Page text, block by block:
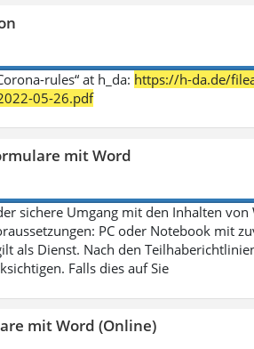
rules“ at h_da: https://h-da.de/
05-26.pdf
mit Word
sichere Umgang mit den Inhalten
PC oder Notebook mit
als Dienst. Nach den
Falls dies auf Sie
mit Word (Online)